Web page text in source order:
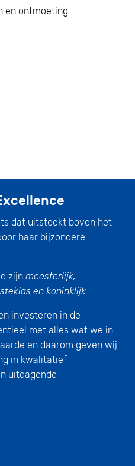
en ontmoeting
dat uitsteekt boven het
haar bijzondere
zijn meesterlijk,
en koninklijk.
investeren in de
met alles wat we in
en daarom geven wij
in kwalitatief
uitdagende